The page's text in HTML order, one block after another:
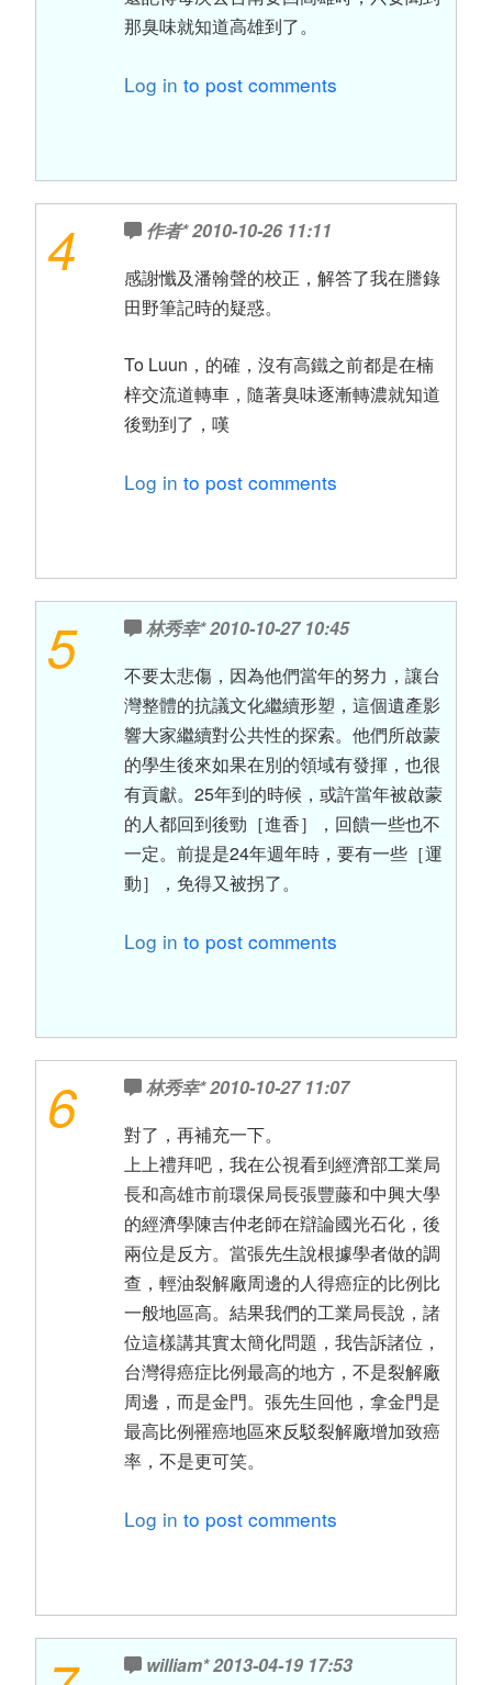
那臭味就知道高雄到了。
Log in to post comments
4 作者*2010-10-26 11:11
感謝懺及潘翰聲的校正，解答了我在謄錄
田野筆記時的疑惑。
To Luun，的確，沒有高鐵之前都是在楠
梓交流道轉車，隨著臭味逐漸轉濃就知道
後勁到了，嘆
Log in to post comments
5 林秀幸*2010-10-27 10:45
不要太悲傷，因為他們當年的努力，讓台
灣整體的抗議文化繼續形塑，這個遺產影
響大家繼續對公共性的探索。他們所啟蒙
的學生後來如果在別的領域有發揮，也很
有貢獻。25年到的時候，或許當年被啟蒙
的人都回到後勁［進香］，回饋一些也不
一定。前提是24年週年時，要有一些［運
動］，免得又被拐了。
Log in to post comments
6 林秀幸*2010-10-27 11:07
對了，再補充一下。
上上禮拜吧，我在公視看到經濟部工業局
長和高雄市前環保局長張豐藤和中興大學
的經濟學陳吉仲老師在辯論國光石化，後
兩位是反方。當張先生說根據學者做的調
查，輕油裂解廠周邊的人得癌症的比例比
一般地區高。結果我們的工業局長說，諸
位這樣講其實太簡化問題，我告訴諸位，
台灣得癌症比例最高的地方，不是裂解廠
周邊，而是金門。張先生回他，拿金門是
最高比例罹癌地區來反駁裂解廠增加致癌
率，不是更可笑。
Log in to post comments
william*2013-04-19 17:53